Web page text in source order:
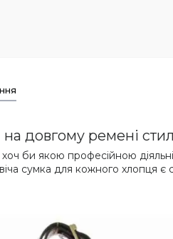
довгому ремені
хоч би якою професійною
сумка для кожного хлопця